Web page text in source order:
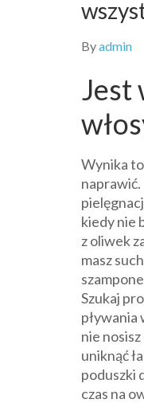
Byadmin
Jest
Wynika
naprawić.
kiedy nie
z oliwek
masz
Szukaj
pływania
nie
uniknąć
poduszki
czas na